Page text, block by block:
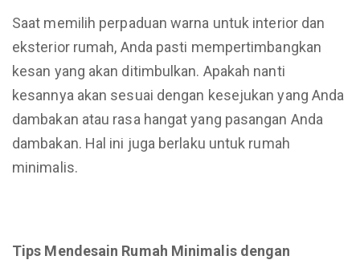
Saat memilih perpaduan warna untuk interior dan
eksterior rumah, Anda pasti mempertimbangkan
kesan yang akan ditimbulkan. Apakah nanti
kesannya akan sesuai dengan kesejukan yang Anda
dambakan atau rasa hangat yang pasangan Anda
dambakan. Hal ini juga berlaku untuk rumah
minimalis.
Tips Mendesain Rumah Minimalis dengan